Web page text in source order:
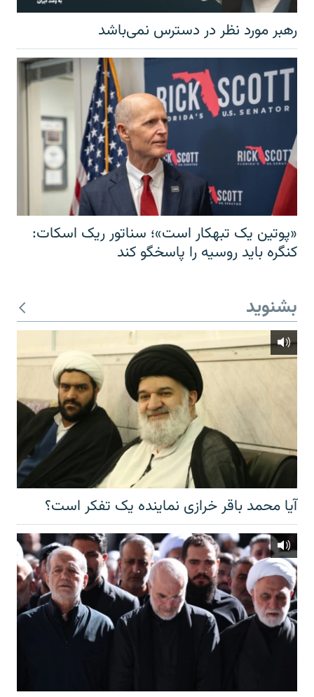
رهبر مورد نظر در دسترس نمی‌باشد
«پوتین یک تبهکار است»؛ سناتور ریک اسکات:
کنگره باید روسیه را پاسخگو کند
بشنوید
آیا محمد باقر خرازی نماینده یک تفکر است؟